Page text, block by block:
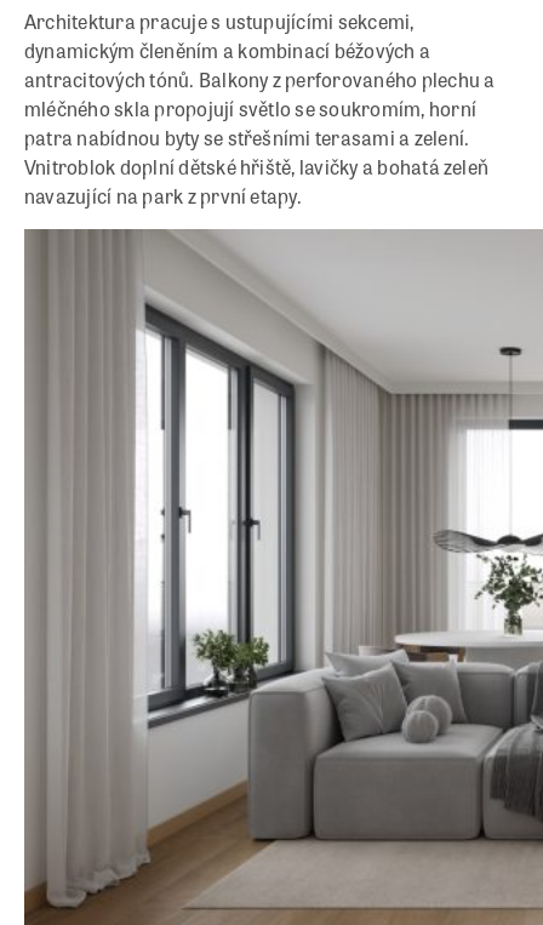
Architektura pracuje s ustupujícími sekcemi,
dynamickým členěním a kombinací béžových a
antracitových tónů. Balkony z perforovaného plechu a
mléčného skla propojují světlo se soukromím, horní
patra nabídnou byty se střešními terasami a zelení.
Vnitroblok doplní dětské hřiště, lavičky a bohatá zeleň
navazující na park z první etapy.